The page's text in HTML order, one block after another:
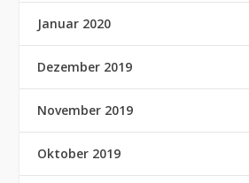
Januar 2020
Dezember 2019
November 2019
Oktober 2019